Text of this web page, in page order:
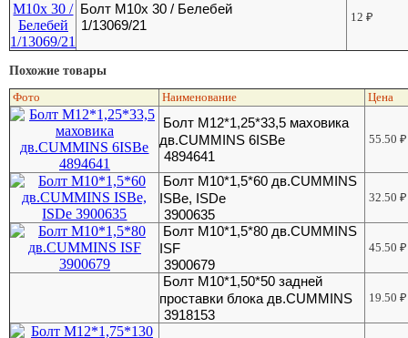
Болт М10х 30 / Белебей
1/13069/21
12₽
Похожие товары
Фото Наименование Цена
Болт M12*1,25*33,5 маховика
дв.CUMMINS 6ISBe
4894641
55.50₽
Болт М10*1,5*60 дв.CUMMINS
ISBe, ISDe
3900635
32.50₽
Болт М10*1,5*80 дв.CUMMINS
ISF
3900679
45.50₽
Болт М10*1,50*50 задней
проставки блока дв.CUMMINS
3918153
19.50₽